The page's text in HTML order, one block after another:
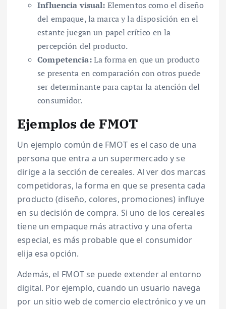
Influencia visual: Elementos como el diseño
del empaque, la marca y la disposición en el
estante juegan un papel crítico en la
percepción del producto.
Competencia:La forma en que un producto
se presenta en comparación con otros puede
ser determinante para captar la atención del
consumidor.
Ejemplos de FMOT
Un ejemplo común de FMOT es el caso de una
persona que entra a un supermercado y se
dirige a la sección de cereales. Al ver dos marcas
competidoras, la forma en que se presenta cada
producto (diseño, colores, promociones) influye
en su decisión de compra. Si uno de los cereales
tiene un empaque más atractivo y una oferta
especial, es más probable que el consumidor
elija esa opción.
Además, el FMOT se puede extender al entorno
digital. Por ejemplo, cuando un usuario navega
por un sitio web de comercio electrónico y ve un